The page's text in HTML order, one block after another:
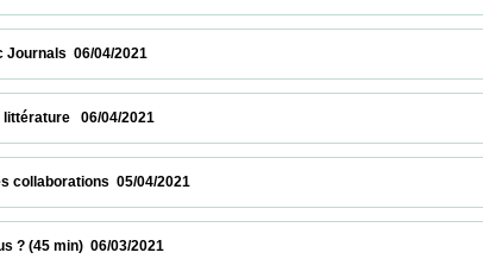
Journals  06/04/2021
de littérature   06/04/2021
et les collaborations  05/04/2021
? (45 min)  06/03/2021